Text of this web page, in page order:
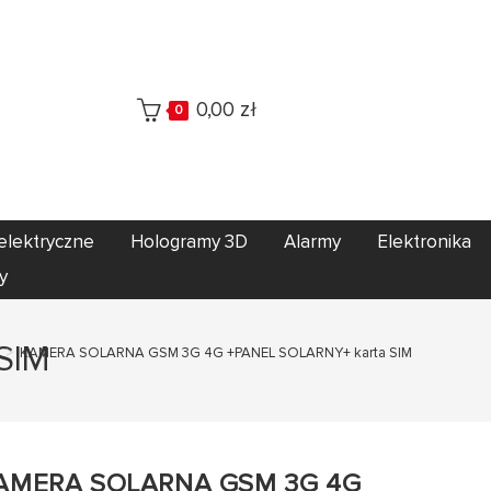
0 0,00 zł
Hologramy 3D Alarmy
Elektronika
> KAMERA SOLARNA GSM 3G 4G +PANEL SOLARNY+ karta SIM
SOLARNA GSM 3G 4G